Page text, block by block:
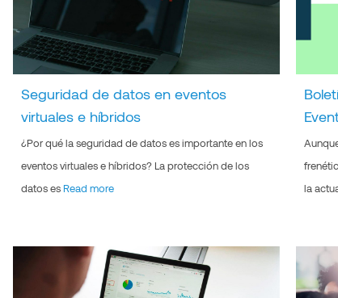
Seguridad de datos en eventos
virtuales e híbridos
¿Por qué la seguridad de datos es importante en los
eventos virtuales e híbridos? La protección de los
datos esRead more
la